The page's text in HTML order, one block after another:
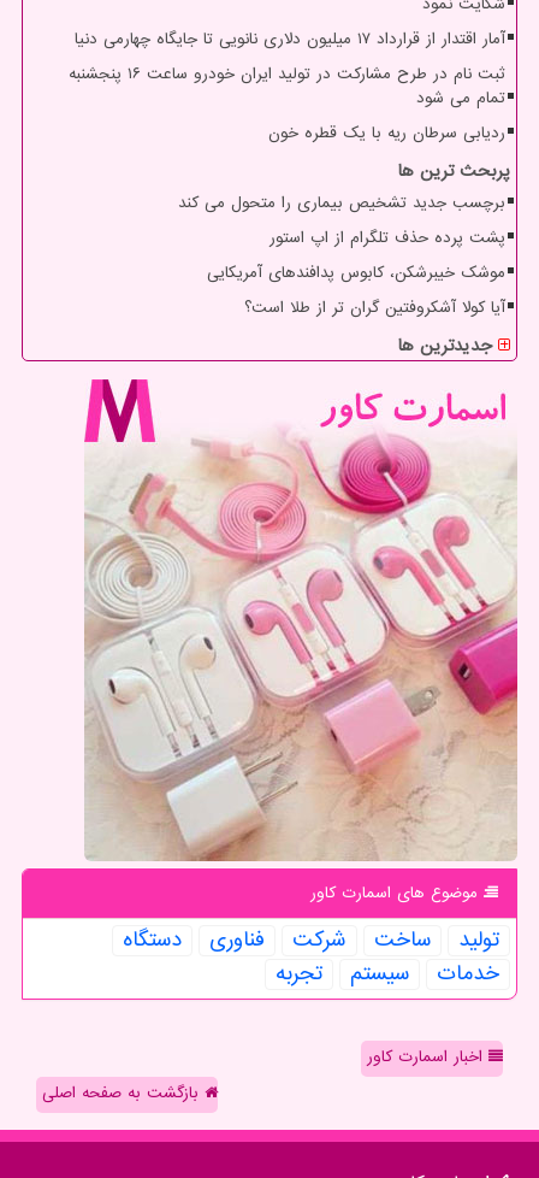
شکایت نمود
آمار اقتدار از قرارداد ۱۷ میلیون دلاری نانویی تا جایگاه چهارمی دنیا
ثبت نام در طرح مشارکت در تولید ایران خودرو ساعت ۱۶ پنجشنبه
تمام می شود
ردیابی سرطان ریه با یک قطره خون
پربحث ترین ها
برچسب جدید تشخیص بیماری را متحول می کند
پشت پرده حذف تلگرام از اپ استور
موشک خیبرشکن، کابوس پدافندهای آمریکایی
آیا کولا آشکروفتین گران تر از طلا است؟
جدیدترین ها
موضوع های اسمارت كاور
تولید ساخت شركت فناوری
دستگاه
خدمات
سیستم تجربه
اخبار اسمارت کاور
بازگشت به صفحه اصلی